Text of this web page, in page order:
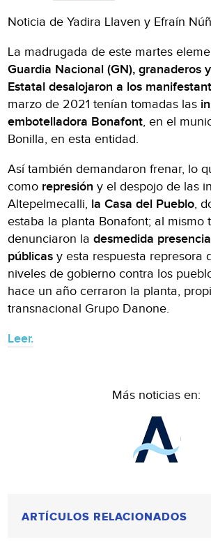
Noticia de Yadira Llaven y Efraín
La madrugada de este martes
Guardia Nacional (GN), granaderos
Estatal desalojaron a los
marzo de 2021 tenían tomadas las
embotelladora Bonafont, en el
Bonilla, en esta entidad.
Así también demandaron frenar, lo
como represión y el despojo de las
Altepelmecalli, la Casa del Pueblo,
estaba la planta Bonafont; al mismo
denunciaron ladesmedida
públicas y esta respuesta represora
niveles de gobierno contra los
hace un año cerraron la planta,
transnacional Grupo Danone.
Leer.
Más noticias en:
ARTÍCULOS RELACIONADOS